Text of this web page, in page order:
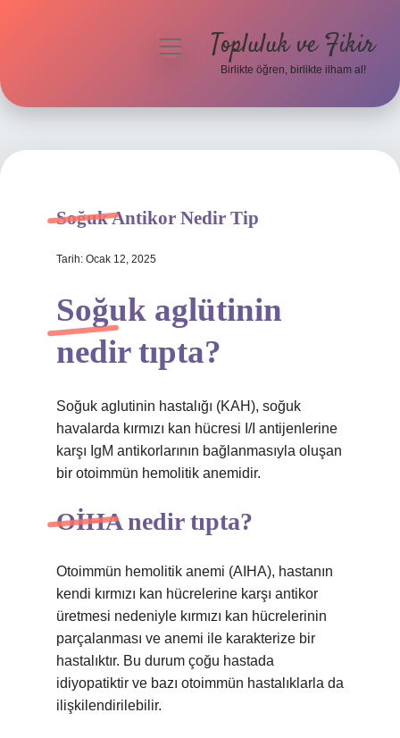
Hakkımızda
menüyüTopluluk ve Fikir
Birlikte öğren, birlikte ilham al!
Soğuk Antikor Nedir Tip
Tarih: Ocak 12, 2025
Soğuk aglütinin
nedir tıpta?
Soğuk aglutinin hastalığı (KAH), soğuk
havalarda kırmızı kan hücresi I/I antijenlerine
karşı IgM antikorlarının bağlanmasıyla oluşan
bir otoimmün hemolitik anemidir.
OİHA nedir tıpta?
Otoimmün hemolitik anemi (AIHA), hastanın
kendi kırmızı kan hücrelerine karşı antikor
üretmesi nedeniyle kırmızı kan hücrelerinin
parçalanması ve anemi ile karakterize bir
hastalıktır. Bu durum çoğu hastada
idiyopatiktir ve bazı otoimmün hastalıklarla da
ilişkilendirilebilir.